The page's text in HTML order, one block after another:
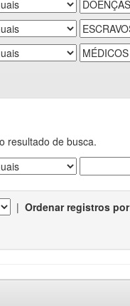
resultado de busca.
| Ordenar registros por